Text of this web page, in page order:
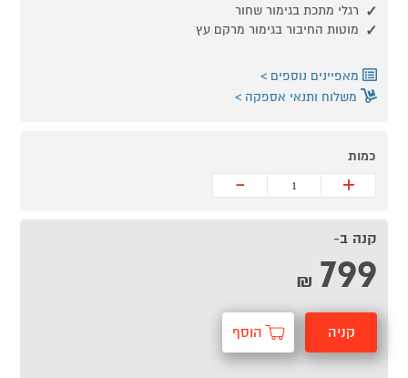
רגלי מתכת בגימור שחור
מוטות החיבור בגימור מרקם עץ
מאפיינים נוספים
משלוח ותנאי אספקה
כמות
+
-
קנה ב-
799
₪
קניה הוסף